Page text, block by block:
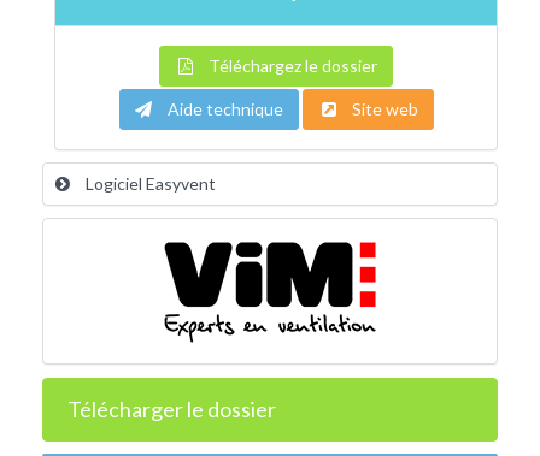
Téléchargez le dossier
Aide technique Site web
Logiciel Easyvent
Télécharger le dossier